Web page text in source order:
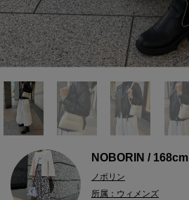
NOBORIN / 168cm
ノボリン
所属：ウィメンズ